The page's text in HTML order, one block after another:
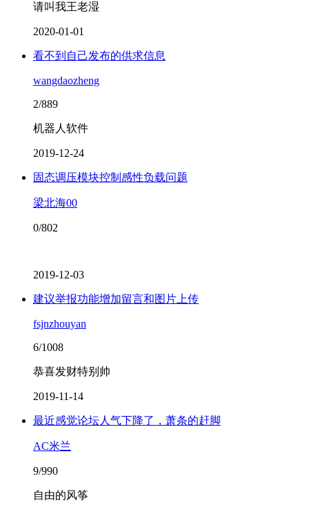
请叫我王老湿
2020-01-01
看不到自己发布的供求信息
wangdaozheng
2/889
机器人软件
2019-12-24
固态调压模块控制感性负载问题
梁北海00
0/802
2019-12-03
建议举报功能增加留言和图片上传
fsjnzhouyan
6/1008
恭喜发财特别帅
2019-11-14
最近感觉论坛人气下降了，萧条的赶脚
AC米兰
9/990
自由的风筝